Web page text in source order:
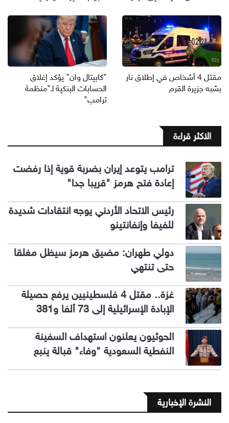
مقتل 4 أشخاص في إطلاق نار
بشبه جزيرة القرم
"كابيتال وان" يؤكد إغلاق
الحسابات البنكية لـ"منظمة
ترامب"
الاكثر قراءة
ترامب يتوعد إيران بضربة قوية إذا رفضت
إعادة فتح هرمز "قريبا جدا"
رئيس الاتحاد الأردني يوجه انتقادات شديدة
للفيفا وإنفانتينو
دولي طهران: مضيق هرمز سيظل مغلقا
حتى تنتهي
غزة.. مقتل 4 فلسطينيين يرفع حصيلة
الإبادة الإسرائيلية إلى 73 ألفا و381
الحوثيون يعلنون استهداف السفينة
النفطية السعودية "وفاء" قبالة ينبع
النشرة الإخبارية